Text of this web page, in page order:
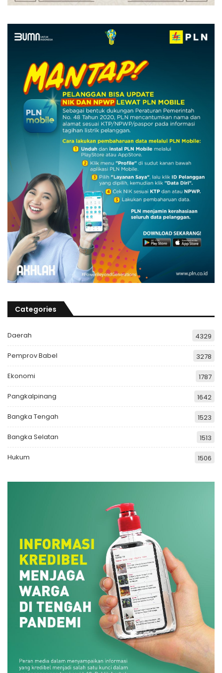
Categories
Daerah 4329
Pemprov Babel 3278
Ekonomi 1787
Pangkalpinang 1642
Bangka Tengah 1523
Bangka Selatan 1513
Hukum 1506